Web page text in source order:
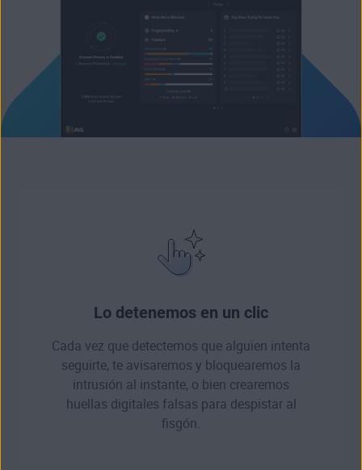
Lo detenemos en un clic
Cada vez que detectemos que alguien intenta
seguirte, te avisaremos y bloquearemos la
intrusión al instante, o bien crearemos
huellas digitales falsas para despistar al
fisgón.